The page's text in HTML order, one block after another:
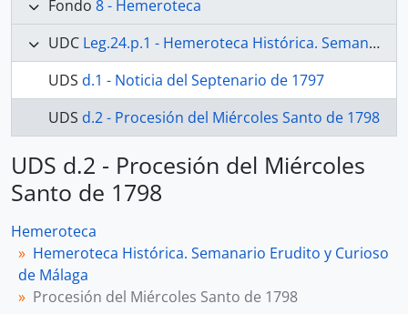
Fondo 8 - Hemeroteca
UDC Leg.24.p.1 - Hemeroteca Histórica. Semanario Erudito y Curioso de Málaga
UDS d.1 - Noticia del Septenario de 1797
UDS d.2 - Procesión del Miércoles Santo de 1798
UDS d.2 - Procesión del Miércoles
Santo de 1798
Hemeroteca
Hemeroteca Histórica. Semanario Erudito y Curioso
de Málaga
Procesión del Miércoles Santo de 1798